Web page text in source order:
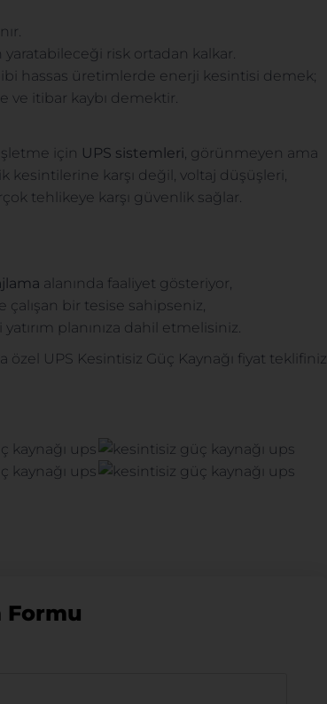
risk ortadan kalkar.
hassas üretimlerde enerji kesintisi demek;
ve itibar kaybı demektir.
için UPS sistemleri, görünmeyen ama
kesintilerine karşı değil, voltaj düşüşleri,
tehlikeye karşı güvenlik sağlar.
alanında faaliyet gösteriyor,
çalışan bir tesise sahipseniz,
planınıza dahil etmelisiniz.
özel UPS Kesintisiz Güç Kaynağı fiyat teklifinizi